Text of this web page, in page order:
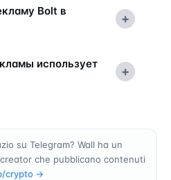
Bolt в
+
использует
+
su Telegram? Wall ha un
che pubblicano contenuti
crypto →